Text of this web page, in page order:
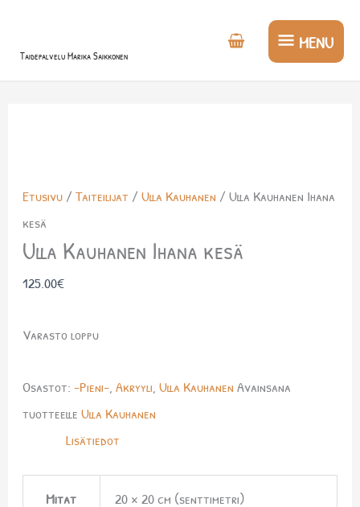
Taidepalvelu Marika Saikkonen
MENU
MENU
Etusivu/ Taiteilijat / Ulla Kauhanen / Ulla Kauhanen Ihana
kesä
Ulla Kauhanen Ihana kesä
125.00€
Varasto loppu
Osastot: -Pieni-, Akryyli, Ulla Kauhanen Avainsana
tuotteelle Ulla Kauhanen
Lisätiedot
Mitat 20 × 20 cm (senttimetri)